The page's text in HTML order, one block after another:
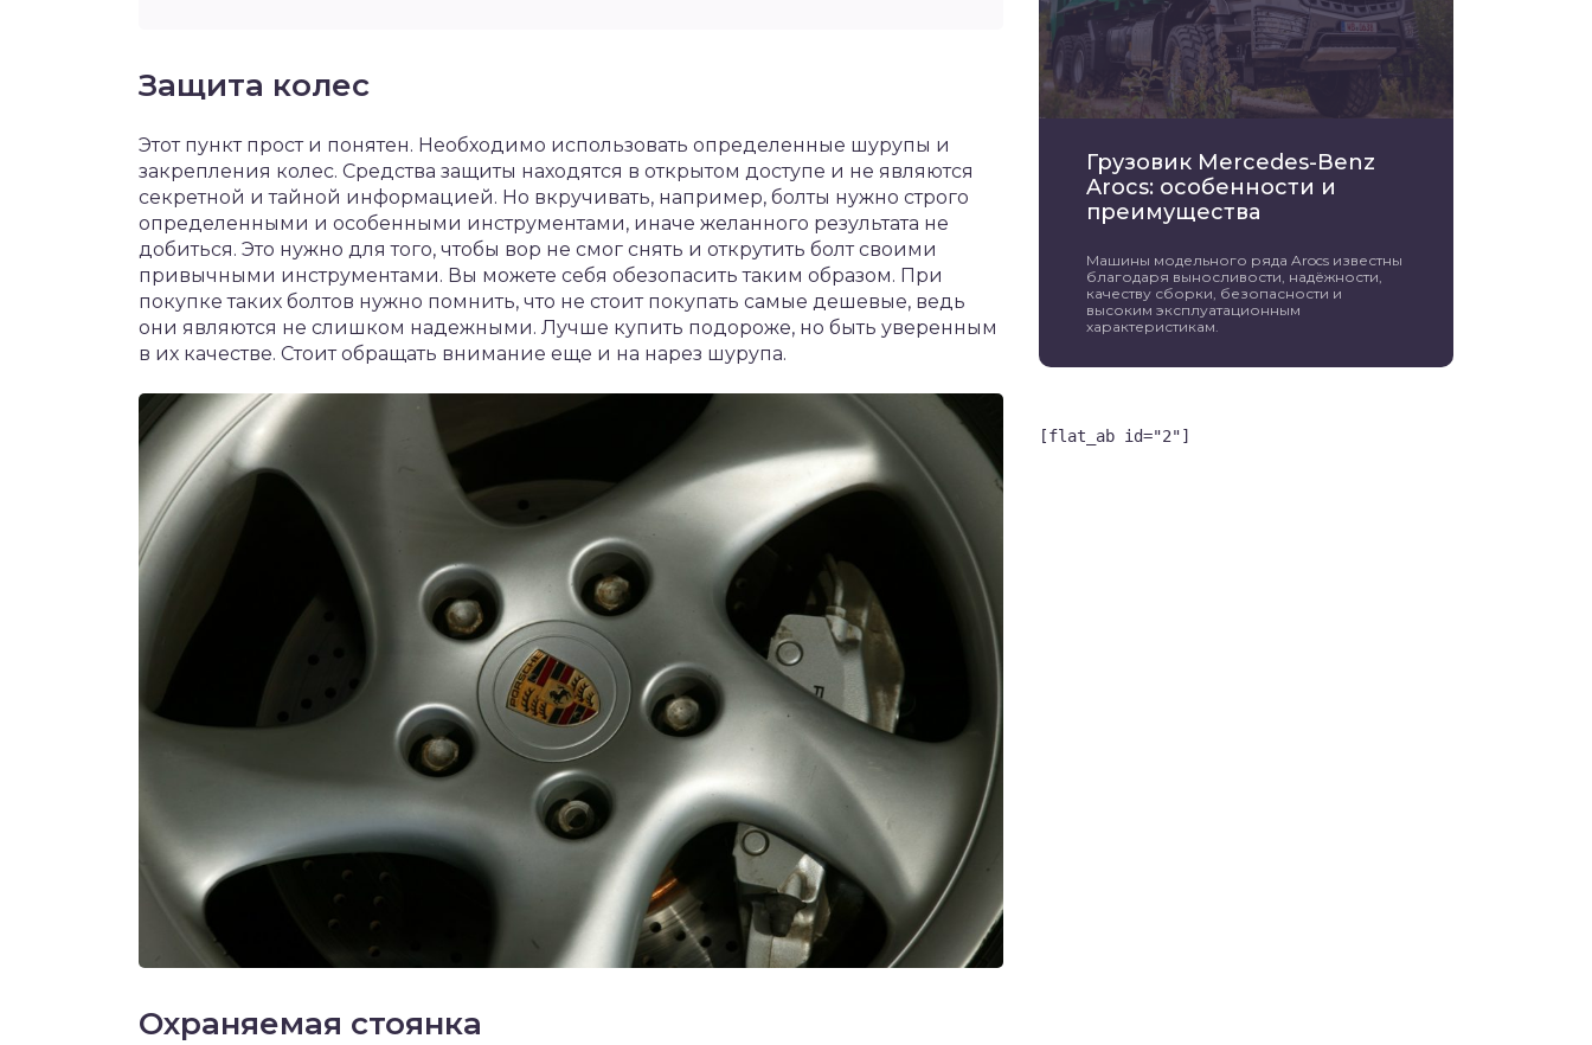
Защита колес
Этот пункт прост и понятен. Необходимо использовать определенные шурупы и
закрепления колес. Средства защиты находятся в открытом доступе и не являются
секретной и тайной информацией. Но вкручивать, например, болты нужно строго
определенными и особенными инструментами, иначе желанного результата не
добиться. Это нужно для того, чтобы вор не смог снять и открутить болт своими
привычными инструментами. Вы можете себя обезопасить таким образом. При
покупке таких болтов нужно помнить, что не стоит покупать самые дешевые, ведь
они являются не слишком надежными. Лучше купить подороже, но быть уверенным
в их качестве. Стоит обращать внимание еще и на нарез шурупа.
Охраняемая стоянка
Грузовик Mercedes-Benz
Arocs: особенности и
преимущества
Машины модельного ряда Arocs известны
благодаря выносливости, надёжности,
качеству сборки, безопасности и
высоким эксплуатационным
характеристикам.
[flat_ab id="2"]